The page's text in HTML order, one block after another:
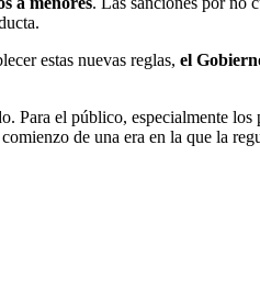
estas nuevas reglas, el
el público, especialmente los
de una era en la que la